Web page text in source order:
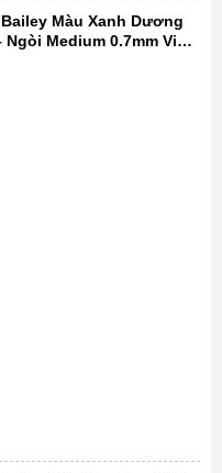
Màu Xanh Dương
Ngòi Medium 0.7mm Viết
Kèm Hộp Quà